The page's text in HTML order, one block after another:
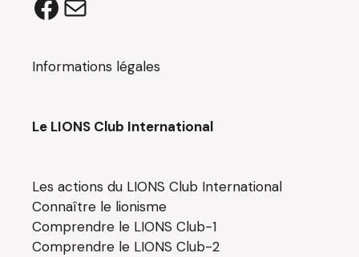
Facebook
E-
Informations légales
Le LIONS Club International
Les actions du LIONS Club International
Connaître le lionisme
Comprendre le LIONS Club-1
Comprendre le LIONS Club-2